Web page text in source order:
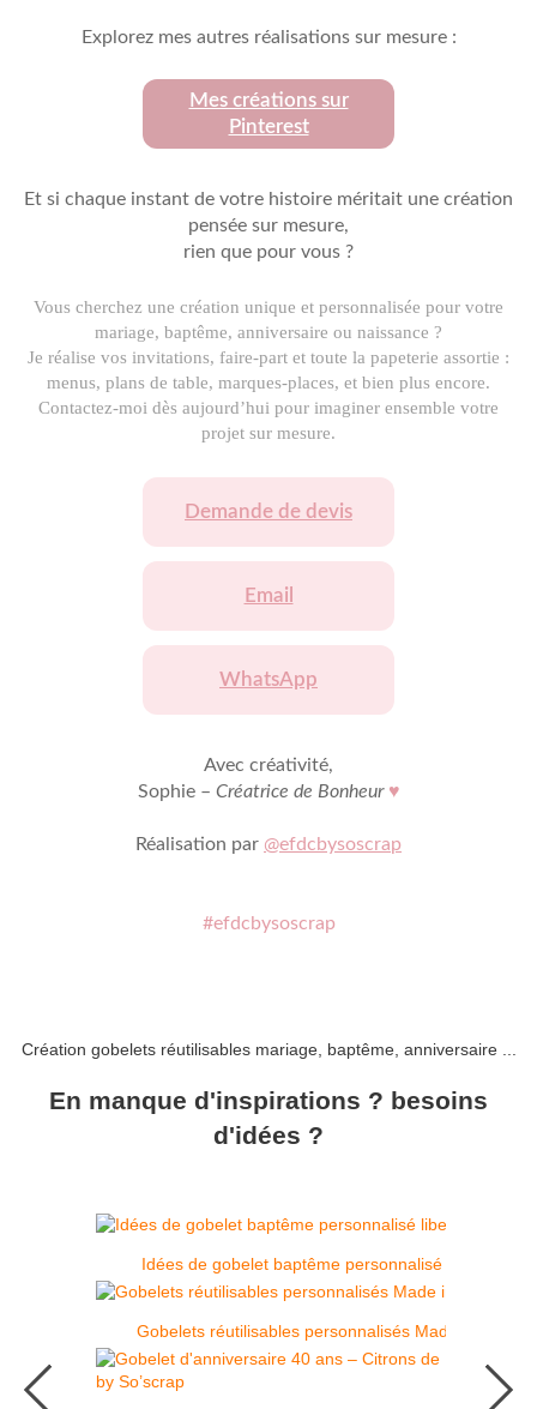
Explorez mes autres réalisations sur mesure :
Mes créations sur
Pinterest
Et si chaque instant de votre histoire méritait une création
pensée sur mesure,
rien que pour vous ?
Vous cherchez une création unique et personnalisée pour votre
mariage, baptême, anniversaire ou naissance ?
Je réalise vos invitations, faire-part et toute la papeterie assortie :
menus, plans de table, marques-places, et bien plus encore.
Contactez-moi dès aujourd’hui pour imaginer ensemble votre
projet sur mesure.
Demande de devis
Email
WhatsApp
Avec créativité,
Sophie – Créatrice de Bonheur ♥
Réalisation par @efdcbysoscrap
#efdcbysoscrap
Création gobelets réutilisables mariage, baptême, anniversaire ...
En manque d'inspirations ? besoins
d'idées ?
Idées de gobelet baptême personnalisé liberty rose
Gobelets réutilisables personnalisés Made in France